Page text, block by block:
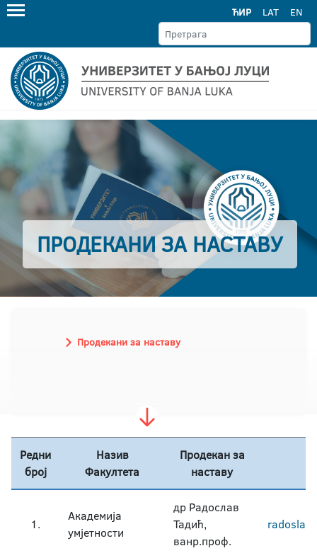
ЋИР LAT EN
ПРОДЕКАНИ ЗА НАСТАВУ
Продекани за наставу
Редни
број
Назив
Факултета
Продекан за
наставу
1.
Академија
умјетности
др Радослав
Тадић,
ванр.проф.